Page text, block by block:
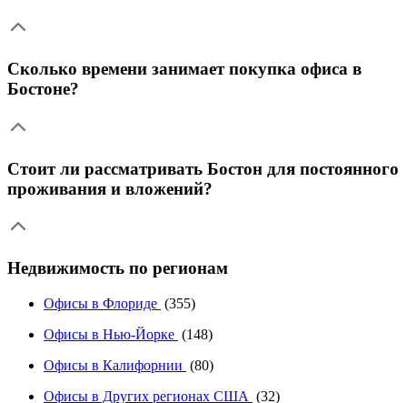
Сколько времени занимает покупка офиса в
Бостоне?
Стоит ли рассматривать Бостон для постоянного
проживания и вложений?
Недвижимость по регионам
Офисы в Флориде (355)
Офисы в Нью-Йорке (148)
Офисы в Калифорнии (80)
Офисы в Других регионах США (32)